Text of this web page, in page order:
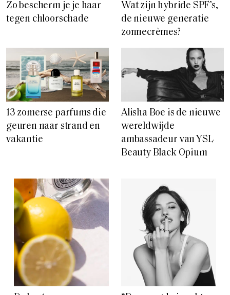
Zo bescherm je je haar
tegen chloorschade
Wat zijn hybride SPF’s,
de nieuwe generatie
zonnecrèmes?
13 zomerse parfums die
geuren naar strand en
vakantie
Alisha Boe is de nieuwe
wereldwijde
ambassadeur van YSL
Beauty Black Opium